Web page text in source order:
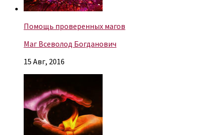
Помощь проверенных магов
Маг Всеволод Богданович
15 Авг, 2016